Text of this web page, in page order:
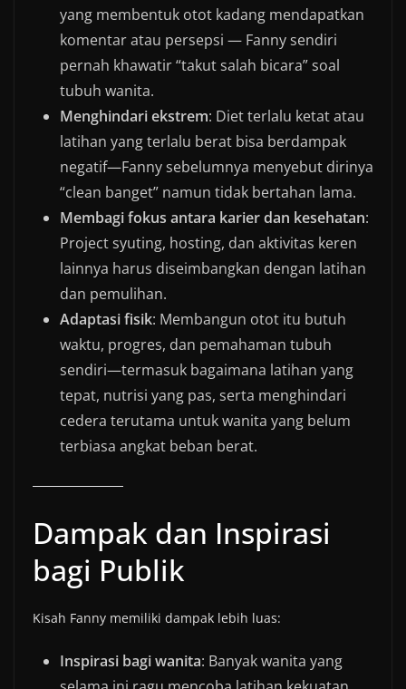
yang membentuk otot kadang mendapatkan
komentar atau persepsi — Fanny sendiri
pernah khawatir “takut salah bicara” soal
tubuh wanita.
Menghindari ekstrem: Diet terlalu ketat atau
latihan yang terlalu berat bisa berdampak
negatif—Fanny sebelumnya menyebut dirinya
“clean banget” namun tidak bertahan lama.
Membagi fokus antara karier dan kesehatan:
Project syuting, hosting, dan aktivitas keren
lainnya harus diseimbangkan dengan latihan
dan pemulihan.
Adaptasi fisik: Membangun otot itu butuh
waktu, progres, dan pemahaman tubuh
sendiri—termasuk bagaimana latihan yang
tepat, nutrisi yang pas, serta menghindari
cedera terutama untuk wanita yang belum
terbiasa angkat beban berat.
Dampak dan Inspirasi
bagi Publik
Kisah Fanny memiliki dampak lebih luas:
Inspirasi bagi wanita: Banyak wanita yang